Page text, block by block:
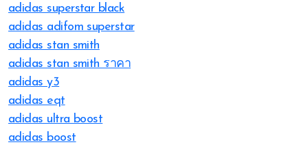
adidas superstar black
adidas adifom superstar
adidas stan smith
adidas stan smith ราคา
adidas y3
adidas eqt
adidas ultra boost
adidas boost